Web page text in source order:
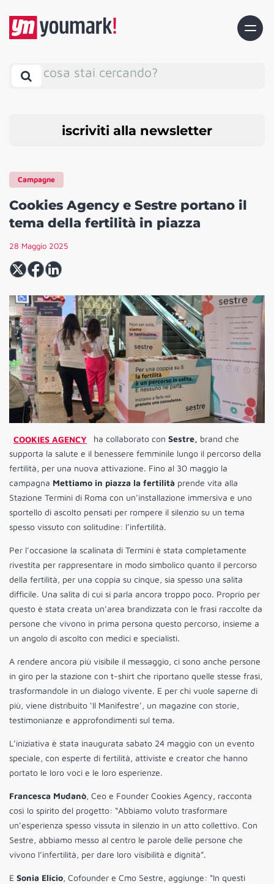
cosa stai cercando?
iscriviti alla newsletter
Campagne
Cookies Agency e Sestre portano il
tema della fertilità in piazza
28 Maggio 2025
COOKIES AGENCY ha collaborato con Sestre, brand che
supporta la salute e il benessere femminile lungo il percorso della
fertilità, per una nuova attivazione. Fino al 30 maggio la
campagna Mettiamo in piazza la fertilità prende vita alla
Stazione Termini di Roma con un’installazione immersiva e uno
sportello di ascolto pensati per rompere il silenzio su un tema
spesso vissuto con solitudine: l’infertilità.
Per l’occasione la scalinata di Termini è stata completamente
rivestita per rappresentare in modo simbolico quanto il percorso
della fertilità, per una coppia su cinque, sia spesso una salita
difficile. Una salita di cui si parla ancora troppo poco. Proprio per
questo è stata creata un’area brandizzata con le frasi raccolte da
persone che vivono in prima persona questo percorso, insieme a
un angolo di ascolto con medici e specialisti.
A rendere ancora più visibile il messaggio, ci sono anche persone
in giro per la stazione con t-shirt che riportano quelle stesse frasi,
trasformandole in un dialogo vivente. E per chi vuole saperne di
più, viene distribuito ‘Il Manifestre’, un magazine con storie,
testimonianze e approfondimenti sul tema.
L’iniziativa è stata inaugurata sabato 24 maggio con un evento
speciale, con esperte di fertilità, attiviste e creator che hanno
portato le loro voci e le loro esperienze.
Francesca Mudanò, Ceo e Founder Cookies Agency, racconta
così lo spirito del progetto: “Abbiamo voluto trasformare
un’esperienza spesso vissuta in silenzio in un atto collettivo. Con
Sestre, abbiamo messo al centro le parole delle persone che
vivono l’infertilità, per dare loro visibilità e dignità”.
E Sonia Elicio, Cofounder e Cmo Sestre, aggiunge: “In questi